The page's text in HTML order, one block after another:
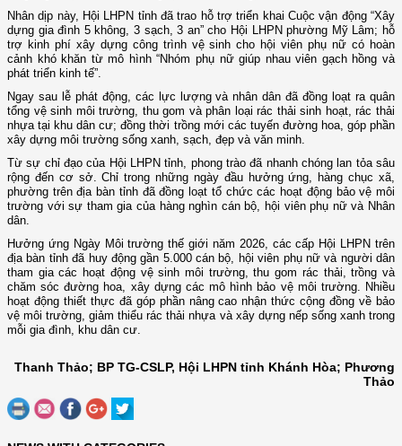
Nhân dịp này, Hội LHPN tỉnh đã trao hỗ trợ triển khai Cuộc vận động “Xây
dựng gia đình 5 không, 3 sạch, 3 an” cho Hội LHPN phường Mỹ Lâm; hỗ
trợ kinh phí xây dựng công trình vệ sinh cho hội viên phụ nữ có hoàn
cảnh khó khăn từ mô hình “Nhóm phụ nữ giúp nhau viên gạch hồng và
phát triển kinh tế”.
Ngay sau lễ phát động, các lực lượng và nhân dân đã đồng loạt ra quân
tổng vệ sinh môi trường, thu gom và phân loại rác thải sinh hoạt, rác thải
nhựa tại khu dân cư; đồng thời trồng mới các tuyến đường hoa, góp phần
xây dựng môi trường sống xanh, sạch, đẹp và văn minh.
Từ sự chỉ đạo của Hội LHPN tỉnh, phong trào đã nhanh chóng lan tỏa sâu
rộng đến cơ sở. Chỉ trong những ngày đầu hưởng ứng, hàng chục xã,
phường trên địa bàn tỉnh đã đồng loạt tổ chức các hoạt động bảo vệ môi
trường với sự tham gia của hàng nghìn cán bộ, hội viên phụ nữ và Nhân
dân.
Hưởng ứng Ngày Môi trường thế giới năm 2026, các cấp Hội LHPN trên
địa bàn tỉnh đã huy động gần 5.000 cán bộ, hội viên phụ nữ và người dân
tham gia các hoạt động vệ sinh môi trường, thu gom rác thải, trồng và
chăm sóc đường hoa, xây dựng các mô hình bảo vệ môi trường. Nhiều
hoạt động thiết thực đã góp phần nâng cao nhận thức cộng đồng về bảo
vệ môi trường, giảm thiểu rác thải nhựa và xây dựng nếp sống xanh trong
mỗi gia đình, khu dân cư.
Thanh Thảo; BP TG-CSLP, Hội LHPN tỉnh Khánh Hòa; Phương
Thảo